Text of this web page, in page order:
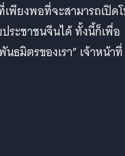
เพียงพอที่จะสามารถเปิด
ะชาชนจีนได้ ทั้งนี้ก็เพื่อ
ธมิตรของเรา” เจ้าหน้าที่